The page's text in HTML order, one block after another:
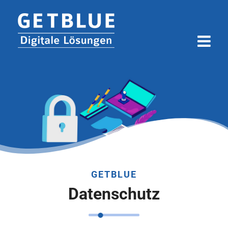
Inhalt
springen
GETBLUE
Datenschutz